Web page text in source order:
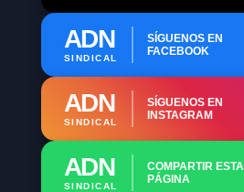
ADN
SINDICAL
SÍGUENOS EN
FACEBOOK
ADN
SINDICAL
SÍGUENOS EN
INSTAGRAM
ADN
SINDICAL
COMPARTIR ESTA
PÁGINA